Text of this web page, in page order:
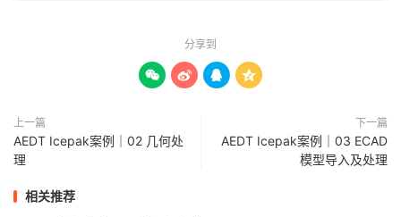
分享到
   
上一篇
AEDT Icepak案例｜02 几何处
理
下一篇
AEDT Icepak案例｜03 ECAD
模型导入及处理
相关推荐